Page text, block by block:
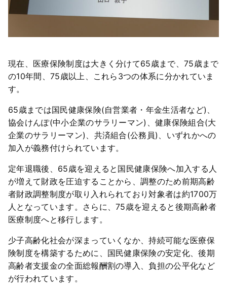
現在、医療保険制度は大きく分けて65歳まで、75歳まで
の10年間、75歳以上、これら3つの体系に分かれていま
す。
65歳までは国民健康保険(自営業者・年金生活者など)、
協会けんぽ(中小企業のサラリーマン)、健康保険組合(大
企業のサラリーマン)、共済組合(公務員)、いずれかへの
加入が義務付けられています。
定年退職後、65歳を迎えると国民健康保険へ加入する人
が増えて財政を圧迫することから、調整のため前期高齢
者財政調整制度が取り入れられており対象者は約1700万
人となっています。さらに、75歳を迎えると後期高齢者
医療制度へと移行します。
少子高齢化社会が深まっていくなか、持続可能な医療保
険制度を構築するために、国民健康保険の安定化、後期
高齢者支援金の全面総報酬割の導入、負担の公平化など
が行われています。